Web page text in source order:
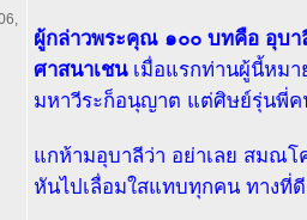
ผู้กล่าวพระคุณ ๑๐๐ บทคือ อุบา
ศาสนาเชนเมื่อแรกท่านผู้นี้หมา
มหาวีระก็อนุญาต แต่ศิษย์รุ่นพี่
แกห้ามอุบาลีว่า อย่าเลย สมณโ
หันไปเลื่อมใสแทบทุกคน ทางที่